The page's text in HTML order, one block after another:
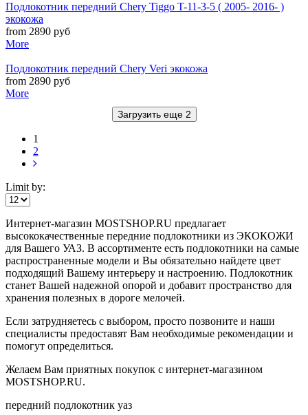
Подлокотник передний Chery Tiggo T-11-3-5 ( 2005- 2016- )
экокожа
from 2890 руб
More
Подлокотник передний Chery Veri экокожа
from 2890 руб
More
Загрузить еще 2
1
2
Limit by:
Интернет-магазин MOSTSHOP.RU предлагает
высококачественные передние подлокотники из ЭКОКОЖИ
для Вашего УАЗ. В ассортименте есть подлокотники на самые
распространенные модели и Вы обязательно найдете цвет
подходящий Вашему интерьеру и настроению. Подлокотник
станет Вашей надежной опорой и добавит пространство для
хранения полезных в дороге мелочей.
Если затрудняетесь с выбором, просто позвоните и наши
специалисты предоставят Вам необходимые рекомендации и
помогут определиться.
Желаем Вам приятных покупок с интернет-магазином
MOSTSHOP.RU.
передний подлокотник уаз